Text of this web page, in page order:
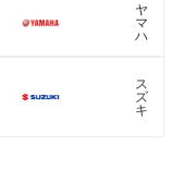
ヤ
マ
ハ
ス
ズ
キ